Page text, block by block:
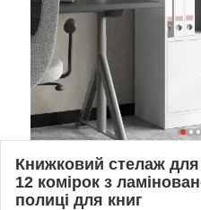
Книжковий стелаж
12 комірок з
полиці для книг